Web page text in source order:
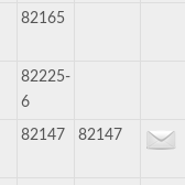
82165
82225-
6
82147 82147